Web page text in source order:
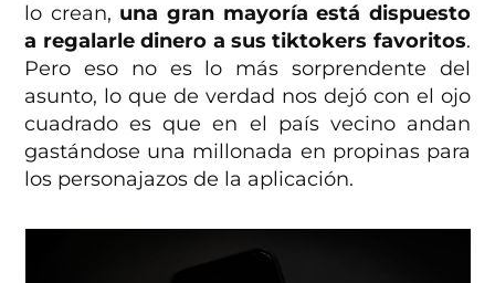
lo crean, una gran mayoría está dispuesto
a regalarle dinero a sus tiktokers favoritos.
Pero eso no es lo más sorprendente del
asunto, lo que de verdad nos dejó con el ojo
cuadrado es que en el país vecino andan
gastándose una millonada en propinas para
los personajazos de la aplicación.